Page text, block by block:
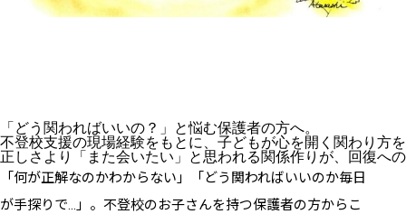
「どう関わればいいの？」と悩む保護者の方へ。
不登校支援の現場経験をもとに、子どもが心を開く関わり方
正しさより「また会いたい」と思われる関係作りが、回復へ
「何が正解なのかわからない」「どう関わればいいのか毎日
が手探りで…」。不登校のお子さんを持つ保護者の方からこ